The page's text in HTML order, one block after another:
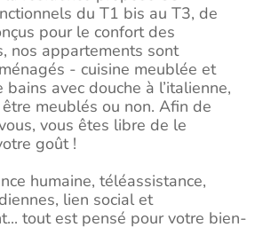
du T1 bis au T3, de
pour le confort des
nos appartements sont
- cuisine meublée et
avec douche à l’italienne,
meublés ou non. Afin de
vous êtes libre de le
goût !
humaine, téléassistance,
lien social et
tout est pensé pour votre bien-